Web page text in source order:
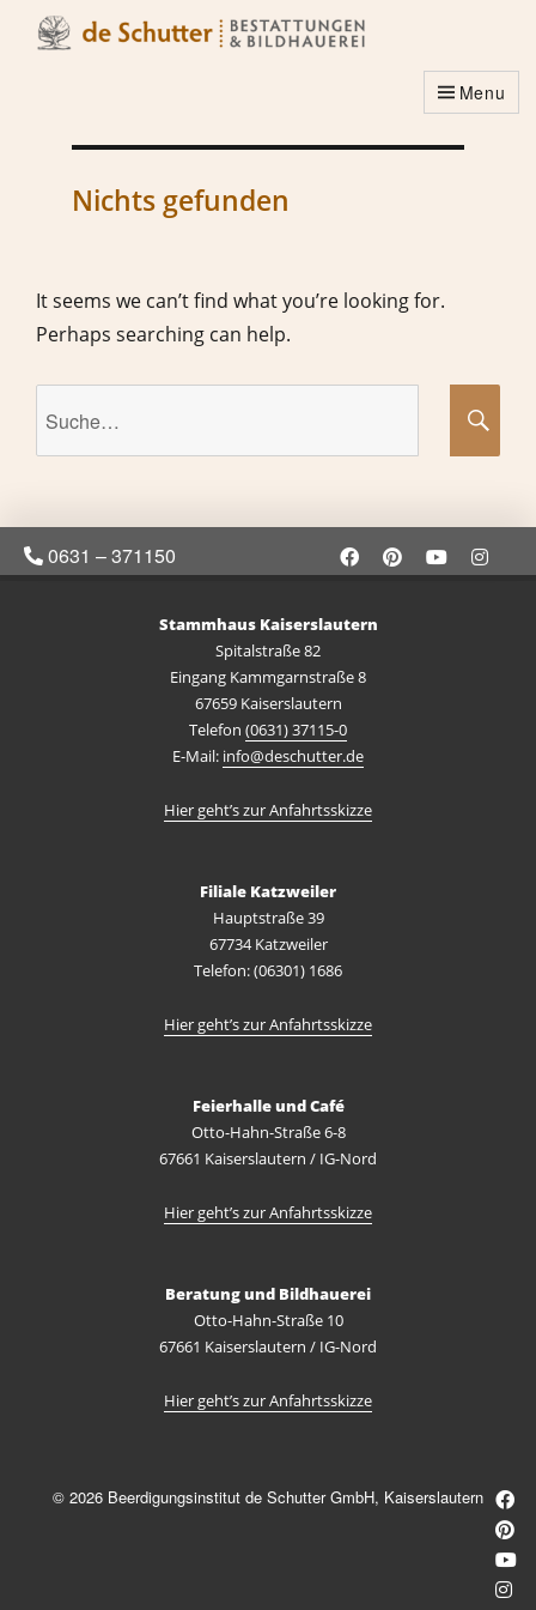
Menu
Nichts gefunden
It seems we can’t find what you’re looking for.
Perhaps searching can help.
0631 – 371150
Stammhaus Kaiserslautern
Spitalstraße 82
Eingang Kammgarnstraße 8
67659 Kaiserslautern
Telefon (0631) 37115-0
E-Mail: info@deschutter.de
Hier geht’s zur Anfahrtsskizze
Filiale Katzweiler
Hauptstraße 39
67734 Katzweiler
Telefon: (06301) 1686
Hier geht’s zur Anfahrtsskizze
Feierhalle und Café
Otto-Hahn-Straße 6-8
67661 Kaiserslautern / IG-Nord
Hier geht’s zur Anfahrtsskizze
Beratung und Bildhauerei
Otto-Hahn-Straße 10
67661 Kaiserslautern / IG-Nord
Hier geht’s zur Anfahrtsskizze
© 2026 Beerdigungsinstitut de Schutter GmbH, Kaiserslautern